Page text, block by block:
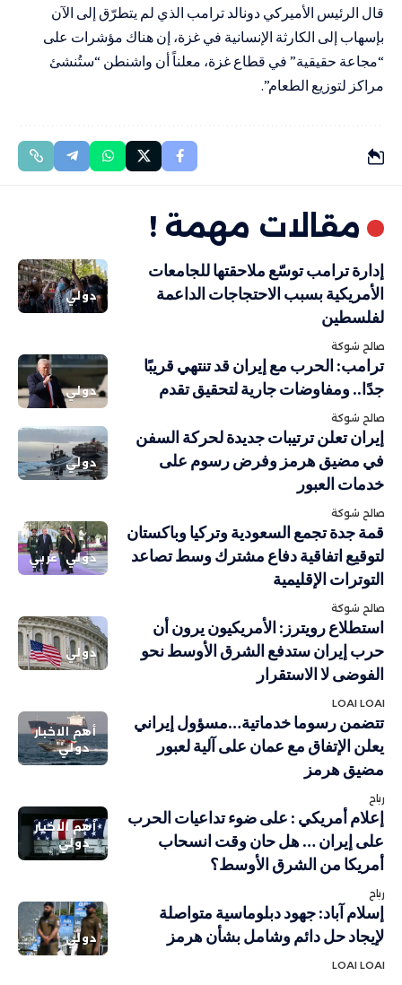
قال الرئيس الأميركي دونالد ترامب الذي لم يتطرّق إلى الآن
بإسهاب إلى الكارثة الإنسانية في غزة، إن هناك مؤشرات على
“مجاعة حقيقية” في قطاع غزة، معلناً أن واشنطن “ستُنشئ
مراكز لتوزيع الطعام”.
مقالات مهمة !
دولي
إدارة ترامب توسّع ملاحقتها للجامعات
الأمريكية بسبب الاحتجاجات الداعمة
لفلسطين
صالح شوكة
دولي
ترامب: الحرب مع إيران قد تنتهي قريبًا
جدًا.. ومفاوضات جارية لتحقيق تقدم
صالح شوكة
دولي
إيران تعلن ترتيبات جديدة لحركة السفن
في مضيق هرمز وفرض رسوم على
خدمات العبور
صالح شوكة
دولي عربي
قمة جدة تجمع السعودية وتركيا وباكستان
لتوقيع اتفاقية دفاع مشترك وسط تصاعد
التوترات الإقليمية
صالح شوكة
دولي
استطلاع رويترز: الأمريكيون يرون أن
حرب إيران ستدفع الشرق الأوسط نحو
الفوضى لا الاستقرار
LOAI LOAI
أهم الاخبار
دولي
تتضمن رسوما خدماتية…مسؤول إيراني
يعلن الإتفاق مع عمان على آلية لعبور
مضيق هرمز
رباح
أهم الاخبار
دولي
إعلام أمريكي : على ضوء تداعيات الحرب
على إيران … هل حان وقت انسحاب
أمريكا من الشرق الأوسط؟
رباح
دولي
إسلام آباد: جهود دبلوماسية متواصلة
لإيجاد حل دائم وشامل بشأن هرمز
LOAI LOAI